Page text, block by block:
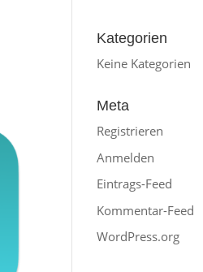
Kategorien
Keine Kategorien
Meta
Registrieren
Anmelden
Eintrags-Feed
Kommentar-Feed
WordPress.org